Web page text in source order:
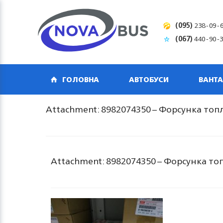
(095) 238-09-
(067)440-90-
ГОЛОВНА АВТОБУСИ
Attachment: 8982074350 – Форсунка
Attachment: 8982074350 – Форсунка